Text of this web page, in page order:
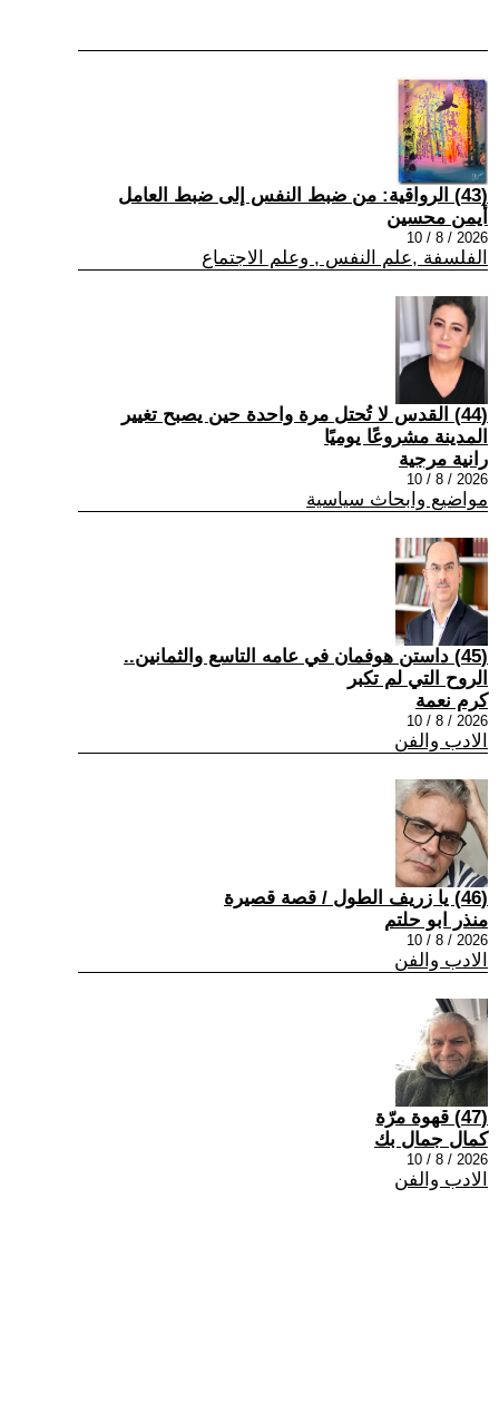
(43) الرواقية: من ضبط النفس إلى ضبط العامل
أيمن محسين
2026 / 8 / 10
الفلسفة ,علم النفس , وعلم الاجتماع
(44) القدس لا تُحتل مرة واحدة حين يصبح تغيير
المدينة مشروعًا يوميًا
رانية مرجية
2026 / 8 / 10
مواضيع وابحاث سياسية
(45) داستن هوفمان في عامه التاسع والثمانين..
الروح التي لم تكبر
كرم نعمة
2026 / 8 / 10
الادب والفن
(46) يا زريف الطول / قصة قصيرة
منذر ابو حلتم
2026 / 8 / 10
الادب والفن
(47) قهوة مرّة
كمال جمال بك
2026 / 8 / 10
الادب والفن